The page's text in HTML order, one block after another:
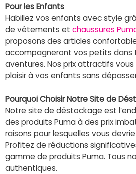
Pour les Enfants
Habillez vos enfants avec style
de vêtements et chaussures
proposons des articles
accompagneront vos petits dans
aventures. Nos prix attractifs
plaisir à vos enfants sans
Pourquoi Choisir Notre Site de
Notre site de déstockage est
des produits Puma à des prix
raisons pour lesquelles vous
Profitez de réductions
gamme de produits Puma. Tous
authentiques.